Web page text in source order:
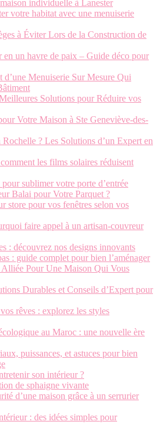
individuelle à Lanester
votre habitat avec une menuiserie
à Éviter Lors de la Construction de
en un havre de paix – Guide déco pour
d’une Menuiserie Sur Mesure Qui
Solutions pour Réduire vos
Votre Maison à Ste Geneviève-des-
? Les Solutions d’un Expert en
les films solaires réduisent
sublimer votre porte d’entrée
Balai pour Votre Parquet ?
store pour vos fenêtres selon vos
faire appel à un artisan-couvreur
: découvrez nos designs innovants
: guide complet pour bien l’aménager
Pour Une Maison Qui Vous
Durables et Conseils d’Expert pour
rêves : explorez les styles
au Maroc : une nouvelle ère
puissances, et astuces pour bien
son intérieur ?
de sphaigne vivante
d’une maison grâce à un serrurier
: des idées simples pour